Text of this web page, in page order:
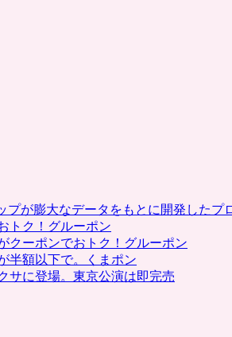
が膨大なデータをもとに開発したプ
トク！グルーポン
クーポンでおトク！グルーポン
半額以下で。くまポン
サに登場。東京公演は即完売